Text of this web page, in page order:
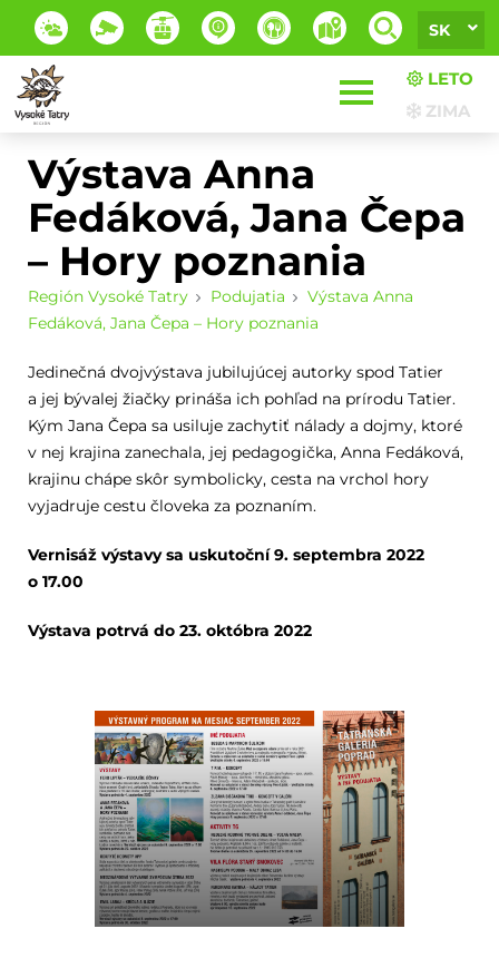
SK
LETO
ZIMA
Výstava Anna
Fedáková, Jana Čepa
– Hory poznania
Región Vysoké Tatry Podujatia
Výstava Anna
Fedáková, Jana Čepa – Hory poznania
Jedinečná dvojvýstava jubilujúcej autorky spod Tatier
a jej bývalej žiačky prináša ich pohľad na prírodu Tatier.
Kým Jana Čepa sa usiluje zachytiť nálady a dojmy, ktoré
v nej krajina zanechala, jej pedagogička, Anna Fedáková,
krajinu chápe skôr symbolicky, cesta na vrchol hory
vyjadruje cestu človeka za poznaním.
Vernisáž výstavy sa uskutoční 9. septembra 2022
o 17.00
Výstava potrvá do 23. októbra 2022